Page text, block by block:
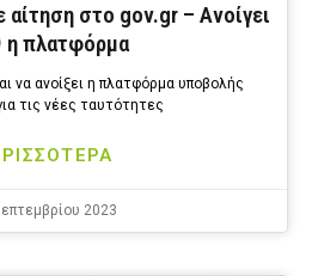
στο gov.gr – Ανοίγει
η πλατφόρμα
να ανοίξει η πλατφόρμα υποβολής
τις νέες ταυτότητες
2023